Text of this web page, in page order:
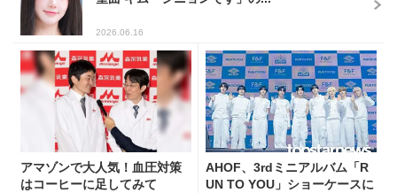
2026.06.16
アマゾンで大人気！血圧対策
はコーヒーに足してみて
AHOF、3rdミニアルバム「R
UN TO YOU」ショーケースに